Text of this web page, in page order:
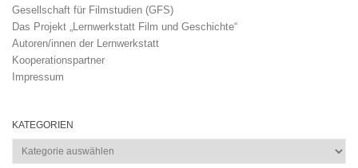
Gesellschaft für Filmstudien (GFS)
Das Projekt „Lernwerkstatt Film und Geschichte“
Autoren/innen der Lernwerkstatt
Kooperationspartner
Impressum
KATEGORIEN
Kategorien